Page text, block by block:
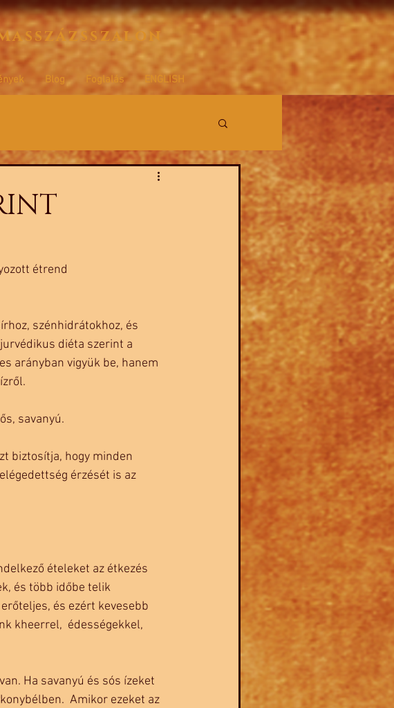
Blog Foglalás ENGLISH
étrend
szénhidrátokhoz, és
diéta szerint a
arányban vigyük be, hanem
savanyú.
biztosítja, hogy minden
érzését is az
ételeket az étkezés
és több időbe telik
és ezért kevesebb
kheerrel,  édességekkel,
Ha savanyú és sós ízeket
Amikor ezeket az